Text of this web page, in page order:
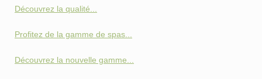
Découvrez la qualité...
Profitez de la gamme de spas...
Découvrez la nouvelle gamme...